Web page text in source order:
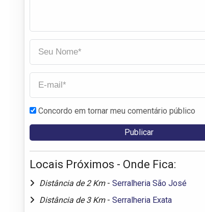
Concordo em tornar meu comentário público
Locais Próximos - Onde Fica:
Distância de 2 Km - Serralheria São José
Distância de 3 Km - Serralheria Exata